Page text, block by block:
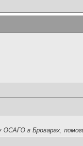
в Броварах,